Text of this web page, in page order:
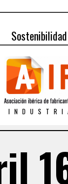
Sostenibilidad